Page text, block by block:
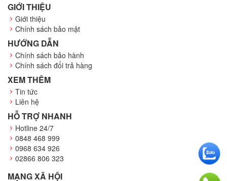
GIỚI THIỆU
Giới thiệu
Chính sách bảo mật
HƯỚNG DẪN
Chính sách bảo hành
Chính sách đổi trả hàng
XEM THÊM
Tin tức
Liên hệ
HỖ TRỢ NHANH
Hotline 24/7
0848 468 999
0968 634 926
02866 806 323
MẠNG XÃ HỘI